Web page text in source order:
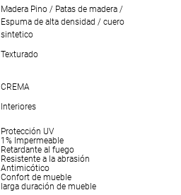
Madera Pino / Patas de madera /
Espuma de alta densidad / cuero
sintetico
Texturado
CREMA
Interiores
Protección UV
1% Impermeable
Retardante al fuego
Resistente a la abrasión
Antimicótico
Confort de mueble
larga duración de mueble